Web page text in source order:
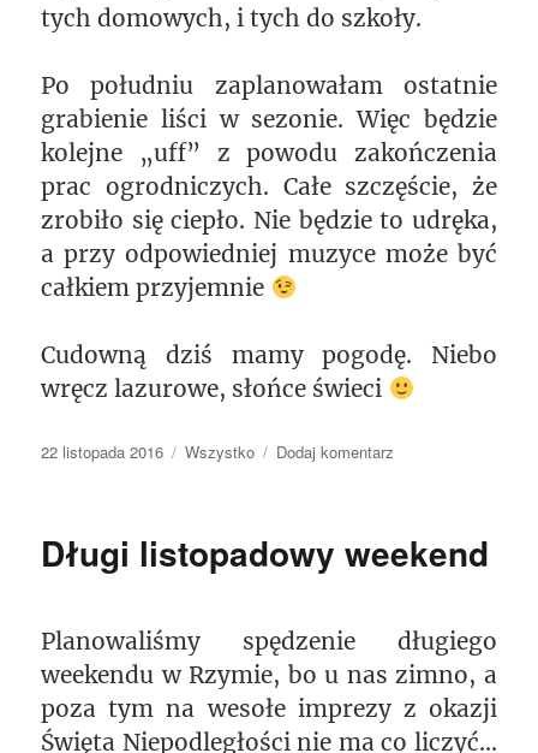
tych domowych, i tych do szkoły.
Po południu zaplanowałam ostatnie
grabienie liści w sezonie. Więc będzie
kolejne „uff” z powodu zakończenia
prac ogrodniczych. Całe szczęście, że
zrobiło się ciepło. Nie będzie to udręka,
a przy odpowiedniej muzyce może być
całkiem przyjemnie
Cudowną dziś mamy pogodę. Niebo
wręcz lazurowe, słońce świeci
Data
22 listopada 2016 Kategorie
Wszystko Dodaj komentarz
Długi listopadowy weekend
Planowaliśmy spędzenie długiego
weekendu w Rzymie, bo u nas zimno, a
poza tym na wesołe imprezy z okazji
Święta Niepodległości nie ma co liczyć…